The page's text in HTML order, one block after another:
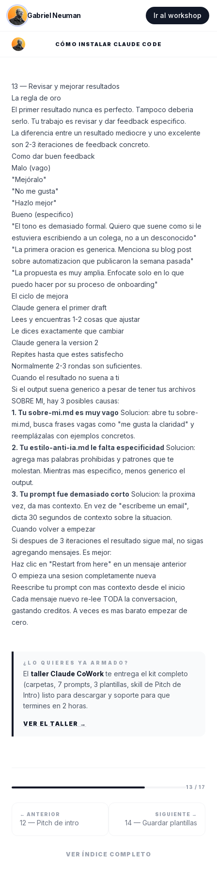
Gabriel Neuman Ir al workshop
CÓMO INSTALAR CLAUDE CODE
13 — Revisar y mejorar resultados
La regla de oro
El primer resultado nunca es perfecto. Tampoco deberia
serlo. Tu trabajo es revisar y dar feedback especifico.
La diferencia entre un resultado mediocre y uno excelente
son 2-3 iteraciones de feedback concreto.
Como dar buen feedback
Malo (vago)
"Mejóralo"
"No me gusta"
"Hazlo mejor"
Bueno (especifico)
"El tono es demasiado formal. Quiero que suene como si le
estuviera escribiendo a un colega, no a un desconocido"
"La primera oracion es generica. Menciona su blog post
sobre automatizacion que publicaron la semana pasada"
"La propuesta es muy amplia. Enfocate solo en lo que
puedo hacer por su proceso de onboarding"
El ciclo de mejora
Claude genera el primer draft
Lees y encuentras 1-2 cosas que ajustar
Le dices exactamente que cambiar
Claude genera la version 2
Repites hasta que estes satisfecho
Normalmente 2-3 rondas son suficientes.
Cuando el resultado no suena a ti
Si el output suena generico a pesar de tener tus archivos
SOBRE MI, hay 3 posibles causas:
1. Tu sobre-mi.md es muy vago Solucion: abre tu sobre-
mi.md, busca frases vagas como "me gusta la claridad" y
reemplázalas con ejemplos concretos.
2. Tu estilo-anti-ia.md le falta especificidad Solucion:
agrega mas palabras prohibidas y patrones que te
molestan. Mientras mas especifico, menos generico el
output.
3. Tu prompt fue demasiado corto Solucion: la proxima
vez, da mas contexto. En vez de "escríbeme un email",
dicta 30 segundos de contexto sobre la situacion.
Cuando volver a empezar
Si despues de 3 iteraciones el resultado sigue mal, no sigas
agregando mensajes. Es mejor:
Haz clic en "Restart from here" en un mensaje anterior
O empieza una sesion completamente nueva
Reescribe tu prompt con mas contexto desde el inicio
Cada mensaje nuevo re-lee TODA la conversacion,
gastando creditos. A veces es mas barato empezar de
cero.
¿LO QUIERES YA ARMADO?
El taller Claude CoWorkte entrega el kit completo
(carpetas, 7 prompts, 3 plantillas, skill de Pitch de
Intro) listo para descargar y soporte para que
termines en 2 horas.
VER EL TALLER →
13 / 17
← ANTERIOR
12 — Pitch de intro
SIGUIENTE →
14 — Guardar plantillas
VER ÍNDICE COMPLETO